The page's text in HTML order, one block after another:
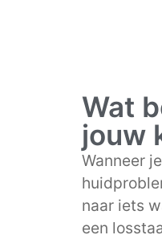
Wat
jouw
Wanneer
naar iets
een